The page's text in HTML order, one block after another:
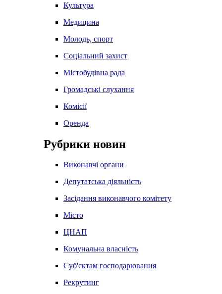
Культура
Медицина
Молодь, спорт
Соціальний захист
Містобудівна рада
Громадські слухання
Комісії
Оренда
Рубрики новин
Виконавчі органи
Депутатська діяльність
Засідання виконавчого комітету
Місто
ЦНАП
Комунальна власність
Суб'єктам господарювання
Рекрутинг